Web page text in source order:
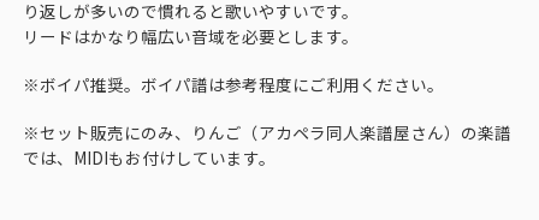
り返しが多いので慣れると歌いやすいです。
リードはかなり幅広い音域を必要とします。
※ボイパ推奨。ボイパ譜は参考程度にご利用ください。
※セット販売にのみ、りんご（アカペラ同人楽譜屋さん）の楽譜
では、MIDIもお付けしています。